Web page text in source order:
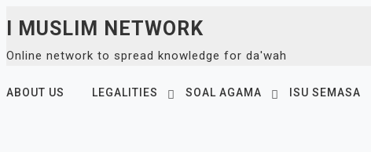
to
content
I MUSLIM NETWORK
Online network to spread knowledge for da'wah
ABOUT US LEGALITIES SOAL AGAMA ISU SEMASA